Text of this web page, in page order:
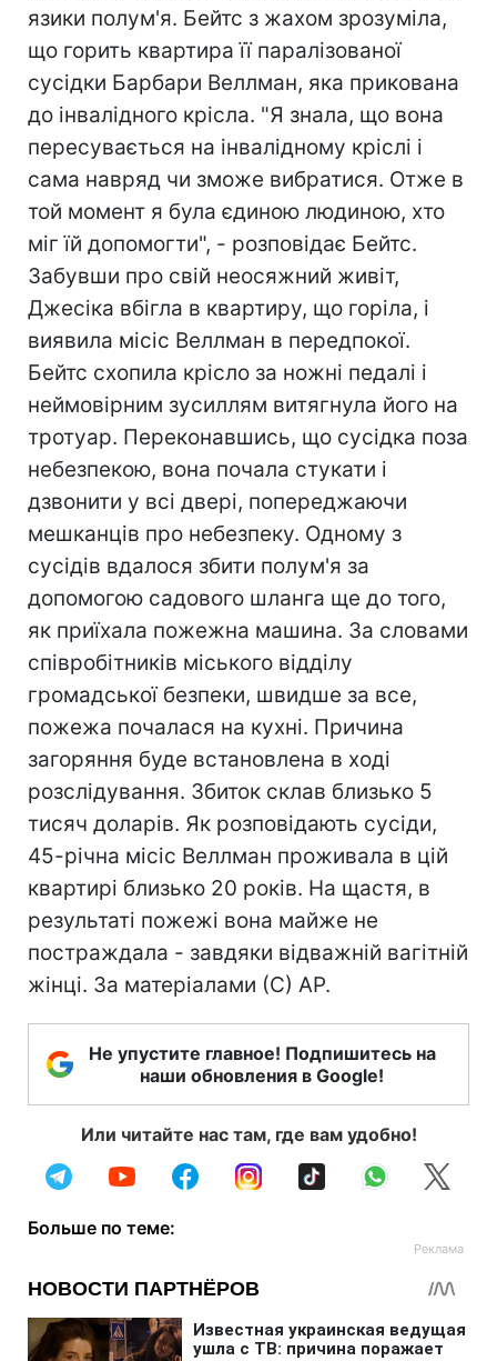
язики полум'я. Бейтс з жахом зрозуміла,
що горить квартира її паралізованої
сусідки Барбари Веллман, яка прикована
до інвалідного крісла. "Я знала, що вона
пересувається на інвалідному кріслі і
сама навряд чи зможе вибратися. Отже в
той момент я була єдиною людиною, хто
міг їй допомогти", - розповідає Бейтс.
Забувши про свій неосяжний живіт,
Джесіка вбігла в квартиру, що горіла, і
виявила місіс Веллман в передпокої.
Бейтс схопила крісло за ножні педалі і
неймовірним зусиллям витягнула його на
тротуар. Переконавшись, що сусідка поза
небезпекою, вона почала стукати і
дзвонити у всі двері, попереджаючи
мешканців про небезпеку. Одному з
сусідів вдалося збити полум'я за
допомогою садового шланга ще до того,
як приїхала пожежна машина. За словами
співробітників міського відділу
громадської безпеки, швидше за все,
пожежа почалася на кухні. Причина
загоряння буде встановлена в ході
розслідування. Збиток склав близько 5
тисяч доларів. Як розповідають сусіди,
45-річна місіс Веллман проживала в цій
квартирі близько 20 років. На щастя, в
результаті пожежі вона майже не
постраждала - завдяки відважній вагітній
жінці. За матеріалами (С) AP.
Не упустите главное! Подпишитесь на
наши обновления в Google!
Или читайте нас там, где вам удобно!
Больше по теме: